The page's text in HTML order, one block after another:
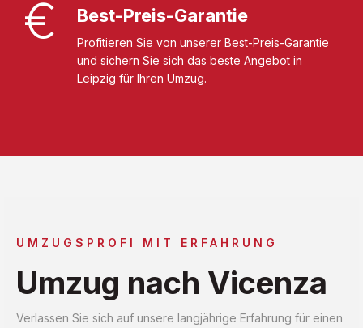
Best-Preis-Garantie
Profitieren Sie von unserer Best-Preis-Garantie
und sichern Sie sich das beste Angebot in
Leipzig für Ihren Umzug.
UMZUGSPROFI MIT ERFAHRUNG
Umzug nach Vicenza
Verlassen Sie sich auf unsere langjährige Erfahrung für einen